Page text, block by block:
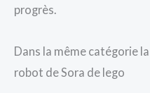
progrès.
Dans la même catégorie
robot de Sora de lego